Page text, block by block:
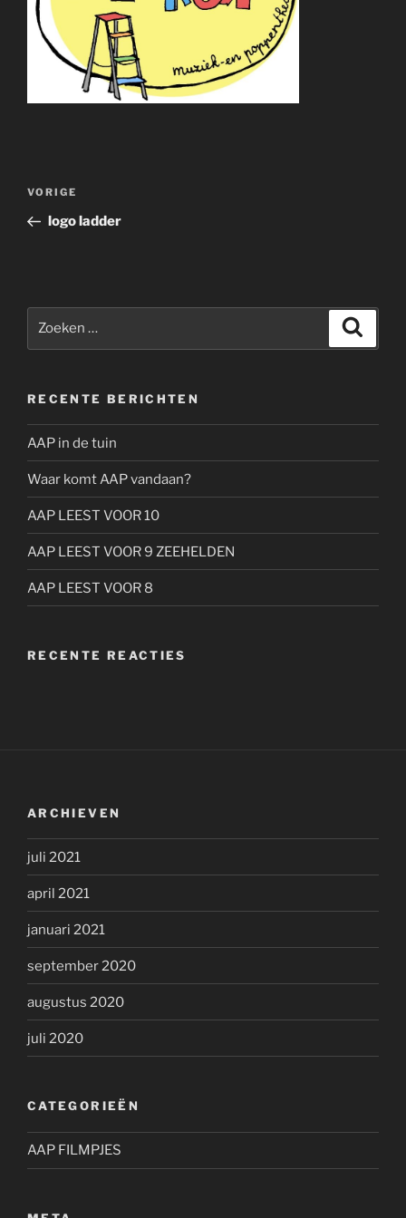
Bericht
Vorig
bericht
VORIGE
logo ladder
RECENTE BERICHTEN
AAP in de tuin
Waar komt AAP vandaan?
AAP LEEST VOOR 10
AAP LEEST VOOR 9 ZEEHELDEN
AAP LEEST VOOR 8
RECENTE REACTIES
ARCHIEVEN
juli 2021
april 2021
januari 2021
september 2020
augustus 2020
juli 2020
CATEGORIEËN
AAP FILMPJES